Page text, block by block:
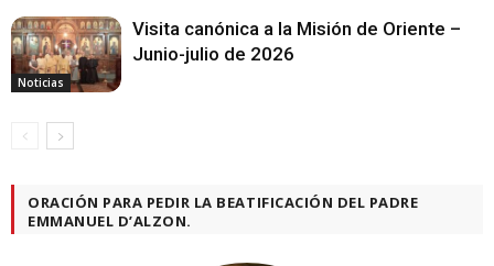
Noticias
Visita canónica a la Misión de Oriente –
Junio-julio de 2026
ORACIÓN PARA PEDIR LA BEATIFICACIÓN DEL PADRE
EMMANUEL D’ALZON.